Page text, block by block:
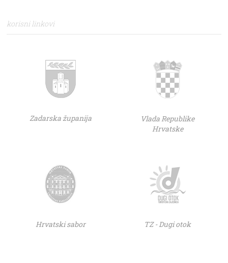
korisni linkovi
Zadarska županija
Vlada Republike
Hrvatske
Hrvatski sabor TZ - Dugi otok